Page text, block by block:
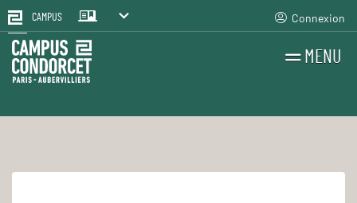
CAMPUS Connexion
MENU